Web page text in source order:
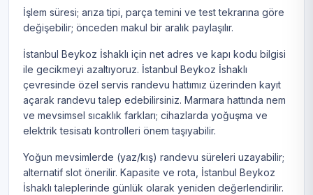
İşlem süresi; arıza tipi, parça temini ve test tekrarına göre
değişebilir; önceden makul bir aralık paylaşılır.
İstanbul Beykoz İshaklı için net adres ve kapı kodu bilgisi
ile gecikmeyi azaltıyoruz. İstanbul Beykoz İshaklı
çevresinde özel servis randevu hattımız üzerinden kayıt
açarak randevu talep edebilirsiniz. Marmara hattında nem
ve mevsimsel sıcaklık farkları; cihazlarda yoğuşma ve
elektrik tesisatı kontrolleri önem taşıyabilir.
Yoğun mevsimlerde (yaz/kış) randevu süreleri uzayabilir;
alternatif slot önerilir. Kapasite ve rota, İstanbul Beykoz
İshaklı taleplerinde günlük olarak yeniden değerlendirilir.